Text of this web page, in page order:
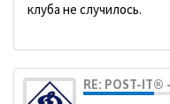
клуба не случилось.
RE: POST-